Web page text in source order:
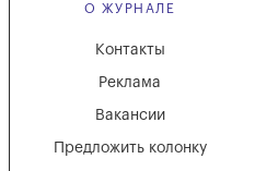
О ЖУРНАЛЕ
Вакансии
Реклама
Контакты
Предложить колонку